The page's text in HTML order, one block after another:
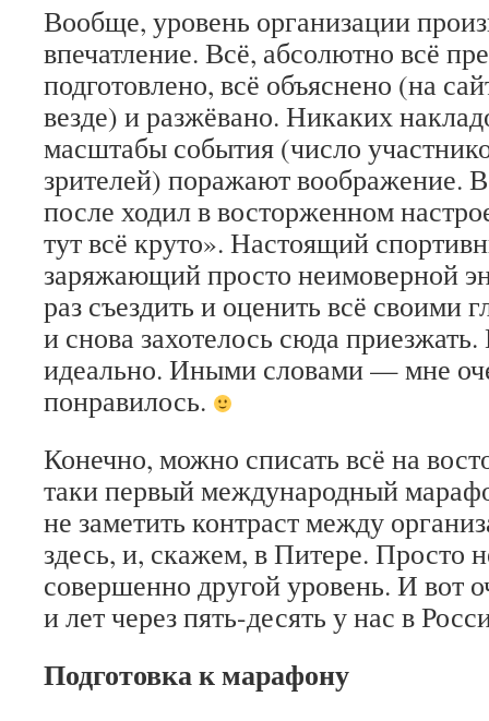
Вообще, уровень организации
впечатление. Всё, абсолютно всё
подготовлено, всё объяснено (на
везде) и разжёвано. Никаких
масштабы события (число
зрителей) поражают воображение.
после ходил в восторженном
тут всё круто». Настоящий
заряжающий просто неимоверной
раз съездить и оценить всё своими
и снова захотелось сюда
идеально. Иными словами — мне
понравилось.
Конечно, можно списать всё на
таки первый международный
не заметить контраст между
здесь, и, скажем, в Питере. Просто
совершенно другой уровень. И вот
и лет через пять-десять у нас в
Подготовка к марафону